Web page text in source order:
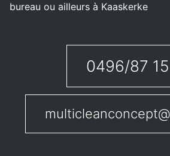
bureau ou ailleurs à Kaaskerke
0496/87